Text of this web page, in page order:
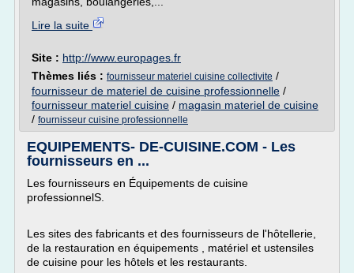
Lire la suite
Site : http://www.europages.fr
Thèmes liés : fournisseur materiel cuisine collectivite /
fournisseur de materiel de cuisine professionnelle /
fournisseur materiel cuisine / magasin materiel de cuisine
/ fournisseur cuisine professionnelle
EQUIPEMENTS- DE-CUISINE.COM - Les
fournisseurs en ...
Les fournisseurs en Équipements de cuisine
professionnelS.
Les sites des fabricants et des fournisseurs de l'hôtellerie,
de la restauration en équipements , matériel et ustensiles
de cuisine pour les hôtels et les restaurants.